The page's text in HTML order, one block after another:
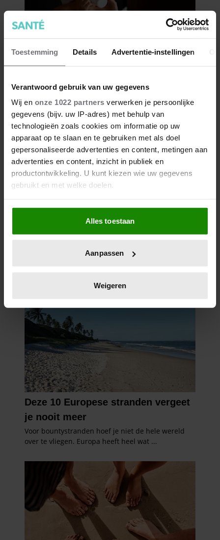
Toestemming Details Advertentie-instellingen
Verantwoord gebruik van uw gegevens
Wij en onze 1022 partners verwerken je persoonlijke
gegevens (bijv. uw IP-adres) met behulp van
technologieën zoals cookies om informatie op uw
apparaat op te slaan en te gebruiken met als doel
gepersonaliseerde advertenties en content, metingen aan
advertenties en content, inzicht in publiek en
productontwikkeling. U kunt kiezen wie uw gegevens
gebruikt en met welke doelen.
Als u het toestaat, willen we ook graag:
Informatie verzamelen over uw geografische
locatie, die tot een paar meter nauwkeurig kan zijn
scannen op specifieke eigenschappen (fingerprinting)
verwerkt en stel uw voorkeuren in het
intrekken in de Cookieverklaring.
We gebruiken cookies om content en advertenties te
personaliseren, om functies voor social media te bieden
en om ons websiteverkeer te analyseren. Ook delen we
informatie over uw gebruik van onze site met onze
partners voor social media, adverteren en analyse. Deze
partners kunnen deze gegevens combineren met andere
informatie die u aan ze heeft verstrekt of die ze hebben
verzameld op basis van uw gebruik van hun services. U
gaat akkoord met onze cookies als u onze website blijft
Alles toestaan
Aanpassen
Weigeren